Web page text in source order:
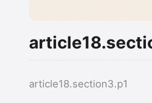
article18.section3.p1